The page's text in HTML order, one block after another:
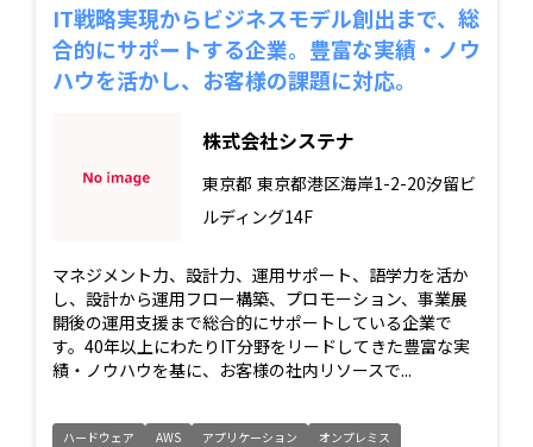
IT戦略実現からビジネスモデル創出まで、総
合的にサポートする企業。豊富な実績・ノウ
ハウを活かし、お客様の課題に対応。
株式会社システナ
東京都 東京都港区海岸1-2-20汐留ビ
ルディング14F
マネジメント力、設計力、運用サポート、語学力を活か
し、設計から運用フロー構築、プロモーション、事業展
開後の運用支援まで総合的にサポートしている企業で
す。40年以上にわたりIT分野をリードしてきた豊富な実
績・ノウハウを基に、お客様の社内リソースで...
ハードウェア AWS アプリケーション
オンプレミス